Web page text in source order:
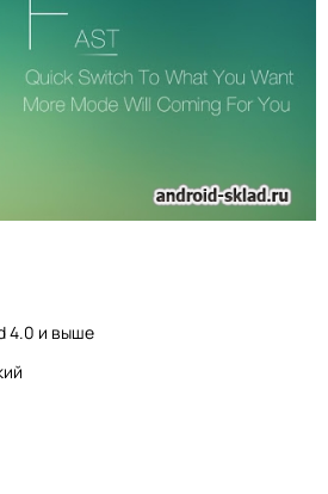
4.0 и выше